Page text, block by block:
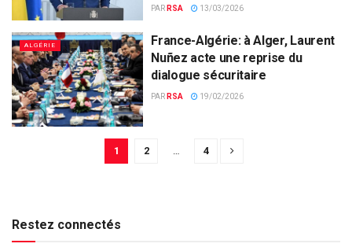
PAR RSA 13/03/2026
ALGÉRIE
France-Algérie: à Alger, Laurent
Nuñez acte une reprise du
dialogue sécuritaire
PAR RSA 19/02/2026
1 2 4
Restez connectés